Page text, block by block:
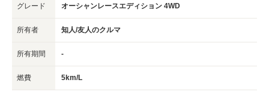
グレード オーシャンレースエディション 4WD
所有者 知人/友人のクルマ
所有期間 -
燃費 5km/L